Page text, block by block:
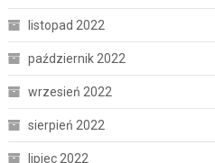
listopad 2022
październik 2022
wrzesień 2022
sierpień 2022
lipiec 2022